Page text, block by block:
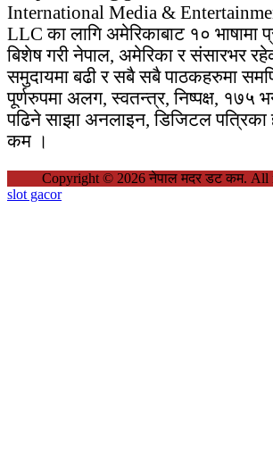
International Media &
LLC का लागि अमेरिकाबाट १० भाषामा
बिशेष गरी नेपाल, अमेरिका र संसारभर
समुदायमा बढी र सबै सबै पाठकहरुमा
पूर्णरुपमा अलग, स्वतन्त्र, निष्पक्ष, १७५
पढिने साझा अनलाइन, डिजिटल पत्रिका
कम ।
Copyright © 2026 नेपाल मदर डट कम. All
slot gacor